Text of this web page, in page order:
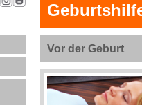
Vor der Geburt